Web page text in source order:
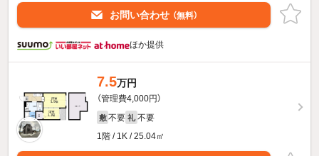
お問い合わせ （無料）
ほか提供
7.5万円
（管理費4,000円）
敷 不要 礼 不要
1階 / 1K / 25.04㎡